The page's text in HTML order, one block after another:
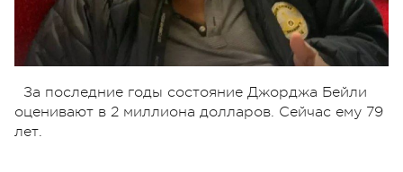
За последние годы состояние Джорджа Бейли
оценивают в 2 миллиона долларов. Сейчас ему 79
лет.